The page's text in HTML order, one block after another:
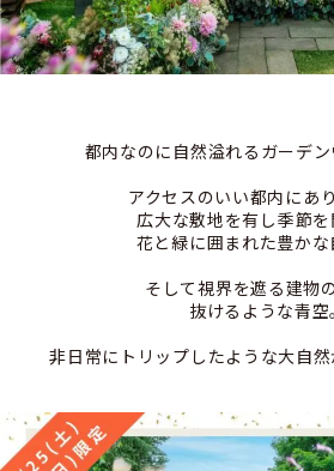
都内なのに自然溢れるガーデン
アクセスのいい都内にあ
広大な敷地を有し季節を
花と緑に囲まれた豊か
そして視界を遮る建物
抜けるような青空
非日常にトリップしたような大自然